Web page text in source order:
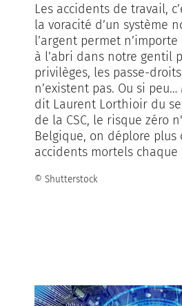
Les accidents de travail,
la voracité d’un système
l’argent permet
à l’abri dans notre gentil
privilèges, les passe-
n’existent pas. Ou si
dit Laurent Lorthioir du
de la CSC, le risque zéro
Belgique, on déplore plus
accidents mortels
© Shutterstock